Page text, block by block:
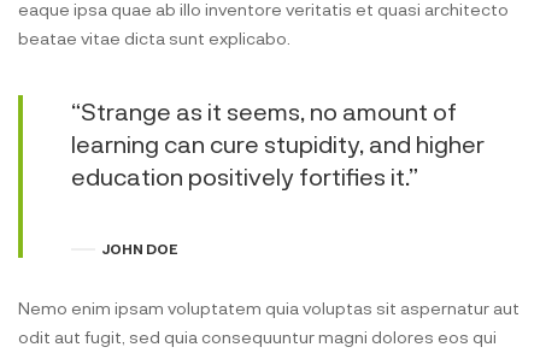
eaque ipsa quae ab illo inventore veritatis et quasi architecto
beatae vitae dicta sunt explicabo.
“Strange as it seems, no amount of
learning can cure stupidity, and higher
education positively fortifies it.”
JOHN DOE
Nemo enim ipsam voluptatem quia voluptas sit aspernatur aut
odit aut fugit, sed quia consequuntur magni dolores eos qui